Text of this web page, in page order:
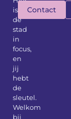
is
de
stad
in
focus,
en
jij
hebt
de
sleutel.
Welkom
bij
Contact